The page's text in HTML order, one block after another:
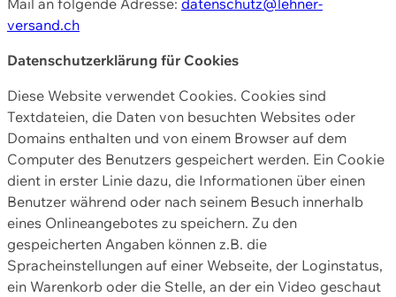
versand.ch
Datenschutzerklärung für Cookies
Diese Website verwendet Cookies. Cookies sind
Textdateien, die Daten von besuchten Websites oder
Domains enthalten und von einem Browser auf dem
Computer des Benutzers gespeichert werden. Ein Cookie
dient in erster Linie dazu, die Informationen über einen
Benutzer während oder nach seinem Besuch innerhalb
eines Onlineangebotes zu speichern. Zu den
gespeicherten Angaben können z.B. die
Spracheinstellungen auf einer Webseite, der Loginstatus,
ein Warenkorb oder die Stelle, an der ein Video geschaut